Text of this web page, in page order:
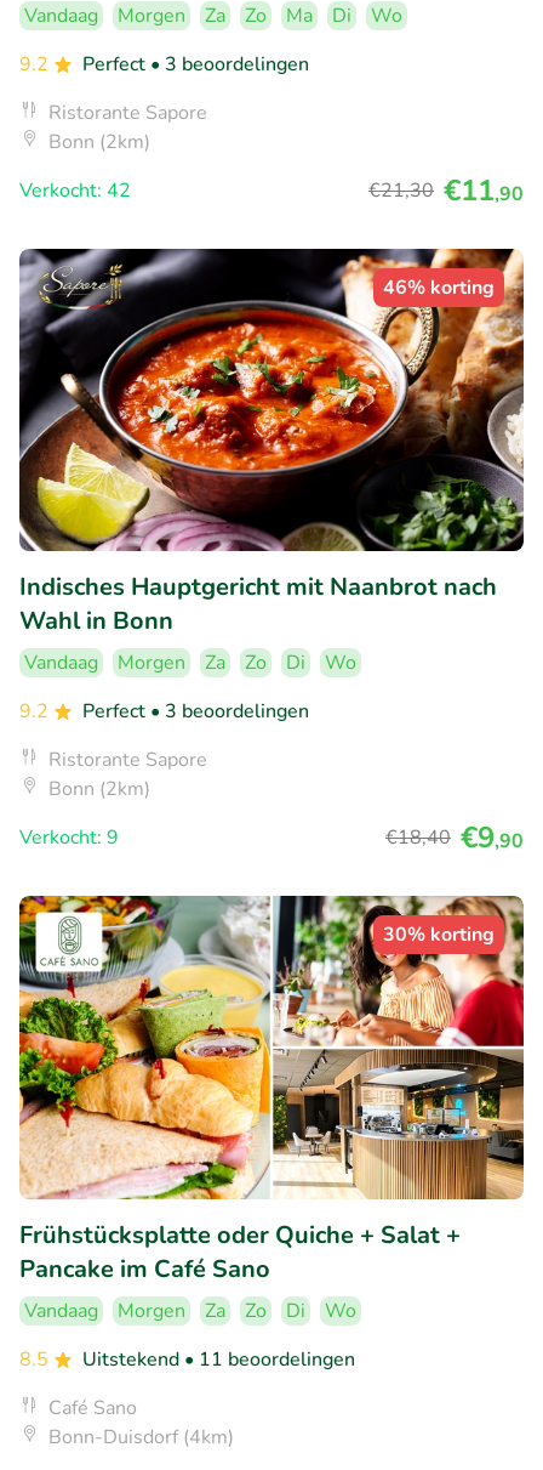
Vandaag Morgen Za Zo Ma Di
Wo
9.2
Perfect • 3 beoordelingen
Ristorante Sapore
Bonn (2km)
Verkocht: 42
€21,30 €11,90
46% korting
Indisches Hauptgericht mit Naanbrot nach
Wahl in Bonn
Vandaag Morgen Za Zo Di
Wo
9.2
Perfect • 3 beoordelingen
Ristorante Sapore
Bonn (2km)
Verkocht: 9
€18,40 €9,90
30% korting
Frühstücksplatte oder Quiche + Salat +
Pancake im Café Sano
Vandaag Morgen Za Zo Di
Wo
8.5
Uitstekend • 11 beoordelingen
Café Sano
Bonn-Duisdorf (4km)